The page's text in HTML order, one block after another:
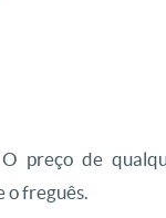
preço de
o freguês.